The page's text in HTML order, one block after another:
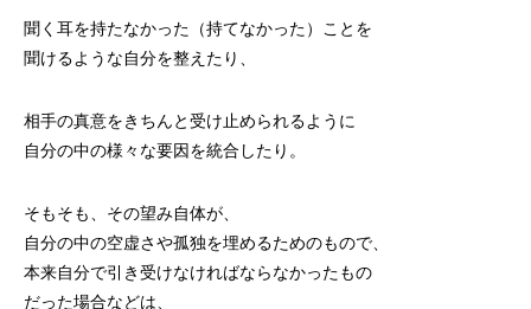
聞く耳を持たなかった（持てなかった）ことを
聞けるような自分を整えたり、
相手の真意をきちんと受け止められるように
自分の中の様々な要因を統合したり。
そもそも、その望み自体が、
自分の中の空虚さや孤独を埋めるためのもので、
本来自分で引き受けなければならなかったもの
だった場合などは、